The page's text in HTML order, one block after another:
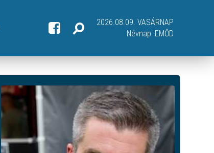
2026.08.09. VASÁRNAP
Névnap: EMŐD